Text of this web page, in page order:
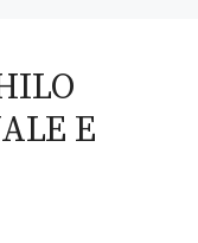
E